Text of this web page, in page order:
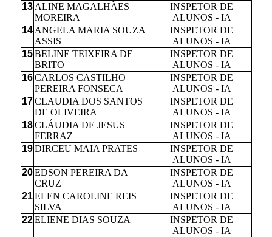
13 ALINE MAGALHÃES
MOREIRA
INSPETOR DE
ALUNOS - IA
14 ANGELA MARIA SOUZA
ASSIS
INSPETOR DE
ALUNOS - IA
15 BELINE TEIXEIRA DE
BRITO
INSPETOR DE
ALUNOS - IA
16 CARLOS CASTILHO
PEREIRA FONSECA
INSPETOR DE
ALUNOS - IA
17 CLAUDIA DOS SANTOS
DE OLIVEIRA
INSPETOR DE
ALUNOS - IA
18 CLÁUDIA DE JESUS
FERRAZ
INSPETOR DE
ALUNOS - IA
19 DIRCEU MAIA PRATES
INSPETOR DE
ALUNOS - IA
20 EDSON PEREIRA DA
CRUZ
INSPETOR DE
ALUNOS - IA
21 ELEN CAROLINE REIS
SILVA
INSPETOR DE
ALUNOS - IA
22 ELIENE DIAS SOUZA
INSPETOR DE
ALUNOS - IA